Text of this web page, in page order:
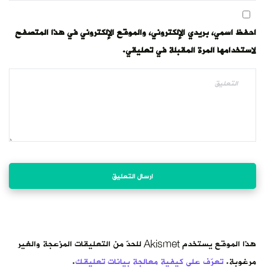
احفظ اسمي، بريدي الإلكتروني، والموقع الإلكتروني في هذا المتصفح
لاستخدامها المرة المقبلة في تعليقي.
هذا الموقع يستخدم Akismet للحدّ من التعليقات المزعجة والغير
مرغوبة.تعرّف على كيفية معالجة بيانات تعليقك.